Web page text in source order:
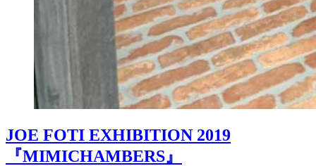
JOE FOTI EXHIBITION 2019
『MIMICHAMBERS』